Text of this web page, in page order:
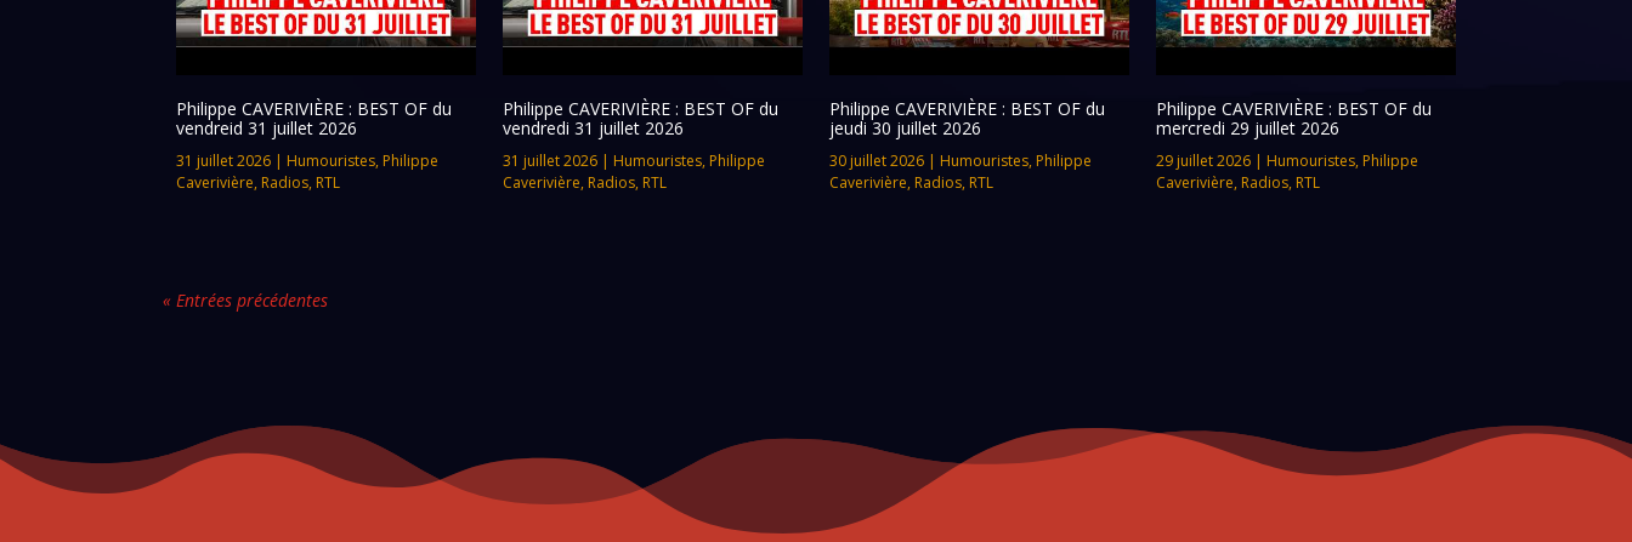
Philippe CAVERIVIÈRE : BEST OF du
vendreid 31 juillet 2026
31 juillet 2026 | Humouristes, Philippe
Caverivière, Radios, RTL
Philippe CAVERIVIÈRE : BEST OF du
vendredi 31 juillet 2026
31 juillet 2026| Humouristes, Philippe
Caverivière, Radios, RTL
Philippe CAVERIVIÈRE : BEST OF du
jeudi 30 juillet 2026
30 juillet 2026| Humouristes, Philippe
Caverivière, Radios, RTL
Philippe CAVERIVIÈRE : BEST OF du
mercredi 29 juillet 2026
29 juillet 2026| Humouristes, Philippe
Caverivière, Radios, RTL
« Entrées précédentes